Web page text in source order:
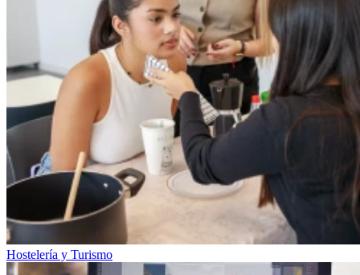
Hostelería y Turismo